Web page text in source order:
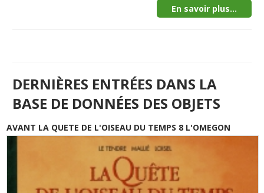
En savoir plus...
DERNIÈRES ENTRÉES DANS LA
BASE DE DONNÉES DES OBJETS
AVANT LA QUETE DE L'OISEAU DU TEMPS 8 L'OMEGON